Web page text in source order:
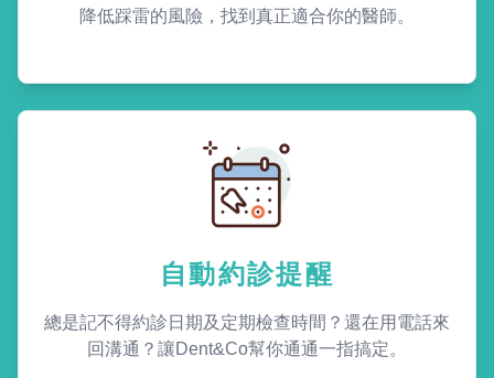
降低踩雷的風險，找到真正適合你的醫師。
自動約診提醒
總是記不得約診日期及定期檢查時間？還在用電話來
回溝通？讓Dent&Co幫你通通一指搞定。